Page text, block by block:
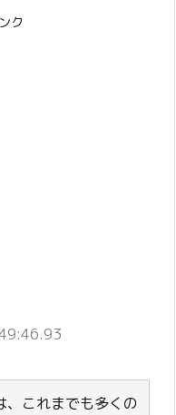
ク
、これまでも多くの